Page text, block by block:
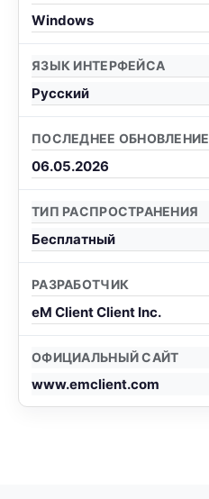
Windows
ЯЗЫК ИНТЕРФЕЙСА
Русский
ПОСЛЕДНЕЕ ОБНОВЛЕНИЕ
06.05.2026
ТИП РАСПРОСТРАНЕНИЯ
Бесплатный
РАЗРАБОТЧИК
eM Client Client Inc.
ОФИЦИАЛЬНЫЙ САЙТ
www.emclient.com